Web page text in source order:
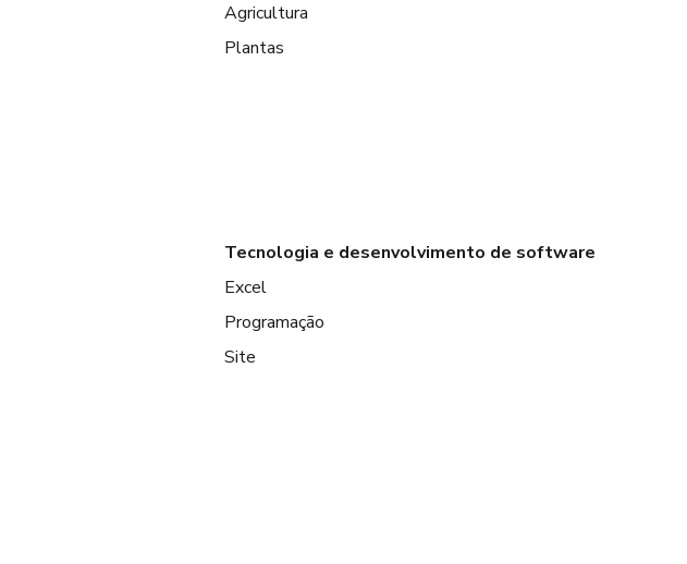
Agricultura
Plantas
Tecnologia e desenvolvimento de software
Excel
Programação
Site